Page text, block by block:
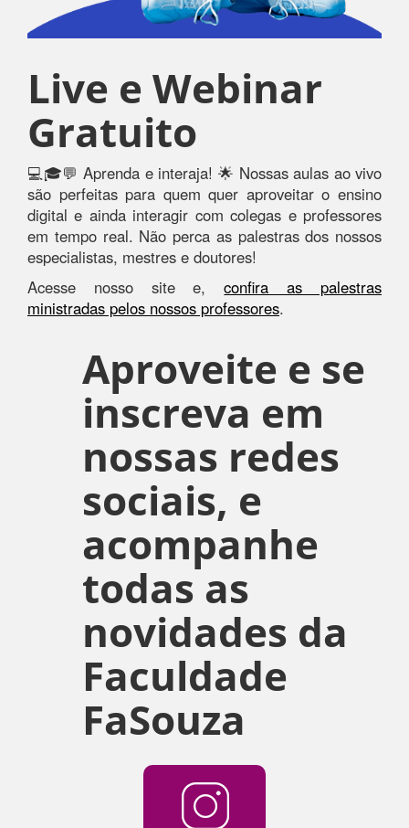
Live e Webinar
Gratuito
💻🎓💬 Aprenda e interaja! 🌟 Nossas aulas ao vivo
são perfeitas para quem quer aproveitar o ensino
digital e ainda interagir com colegas e professores
em tempo real. Não perca as palestras dos nossos
especialistas, mestres e doutores!
Acesse nosso site e,confira as palestras
ministradas pelos nossos professores.
Aproveite e se
inscreva em
nossas redes
sociais, e
acompanhe
todas as
novidades da
Faculdade
FaSouza